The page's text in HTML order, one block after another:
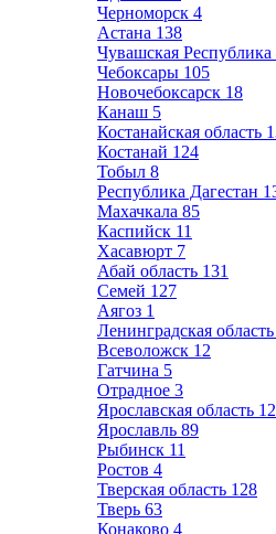
Черноморск 4
Астана 138
Чувашская
Чебоксары 105
Новочебоксарск 18
Канаш 5
Костанайская область
Костанай 124
Тобыл 8
Республика Дагестан
Махачкала 85
Каспийск 11
Хасавюрт 7
Абай область 131
Семей 127
Аягоз 1
Ленинградская область
Всеволожск 12
Гатчина 5
Отрадное 3
Ярославская область
Ярославль 89
Рыбинск 11
Ростов 4
Тверская область 128
Тверь 63
Конаково 4